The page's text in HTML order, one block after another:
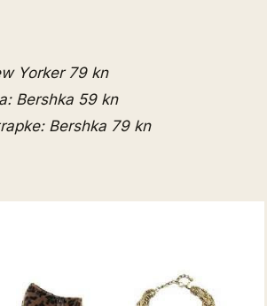
Yorker 79 kn
Bershka 59 kn
Bershka 79 kn